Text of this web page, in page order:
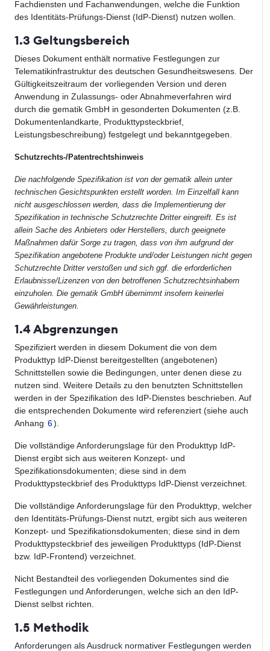
Fachdiensten und Fachanwendungen, welche die Funktion
des Identitäts-Prüfungs-Dienst (IdP-Dienst) nutzen wollen.
1.3 Geltungsbereich
Dieses Dokument enthält normative Festlegungen zur
Telematikinfrastruktur des deutschen Gesundheitswesens. Der
Gültigkeitszeitraum der vorliegenden Version und deren
Anwendung in Zulassungs- oder Abnahmeverfahren wird
durch die gematik GmbH in gesonderten Dokumenten (z.B.
Dokumentenlandkarte, Produkttypsteckbrief,
Leistungsbeschreibung) festgelegt und bekanntgegeben.
Schutzrechts-/Patentrechtshinweis
Die nachfolgende Spezifikation ist von der gematik allein unter
technischen Gesichtspunkten erstellt worden. Im Einzelfall kann
nicht ausgeschlossen werden, dass die Implementierung der
Spezifikation in technische Schutzrechte Dritter eingreift. Es ist
allein Sache des Anbieters oder Herstellers, durch geeignete
Maßnahmen dafür Sorge zu tragen, dass von ihm aufgrund der
Spezifikation angebotene Produkte und/oder Leistungen nicht gegen
Schutzrechte Dritter verstoßen und sich ggf. die erforderlichen
Erlaubnisse/Lizenzen von den betroffenen Schutzrechtsinhabern
einzuholen. Die gematik GmbH übernimmt insofern keinerlei
Gewährleistungen.
1.4 Abgrenzungen
Spezifiziert werden in diesem Dokument die von dem
Produkttyp IdP-Dienst bereitgestellten (angebotenen)
Schnittstellen sowie die Bedingungen, unter denen diese zu
nutzen sind. Weitere Details zu den benutzten Schnittstellen
werden in der Spezifikation des IdP-Dienstes beschrieben. Auf
die entsprechenden Dokumente wird referenziert (siehe auch
Anhang 6).
Die vollständige Anforderungslage für den Produkttyp IdP-
Dienst ergibt sich aus weiteren Konzept- und
Spezifikationsdokumenten; diese sind in dem
Produkttypsteckbrief des Produkttyps IdP-Dienst verzeichnet.
Die vollständige Anforderungslage für den Produkttyp, welcher
den Identitäts-Prüfungs-Dienst nutzt, ergibt sich aus weiteren
Konzept- und Spezifikationsdokumenten; diese sind in dem
Produkttypsteckbrief des jeweiligen Produkttyps (IdP-Dienst
bzw. IdP-Frontend) verzeichnet.
Nicht Bestandteil des vorliegenden Dokumentes sind die
Festlegungen und Anforderungen, welche sich an den IdP-
Dienst selbst richten.
1.5 Methodik
Anforderungen als Ausdruck normativer Festlegungen werden